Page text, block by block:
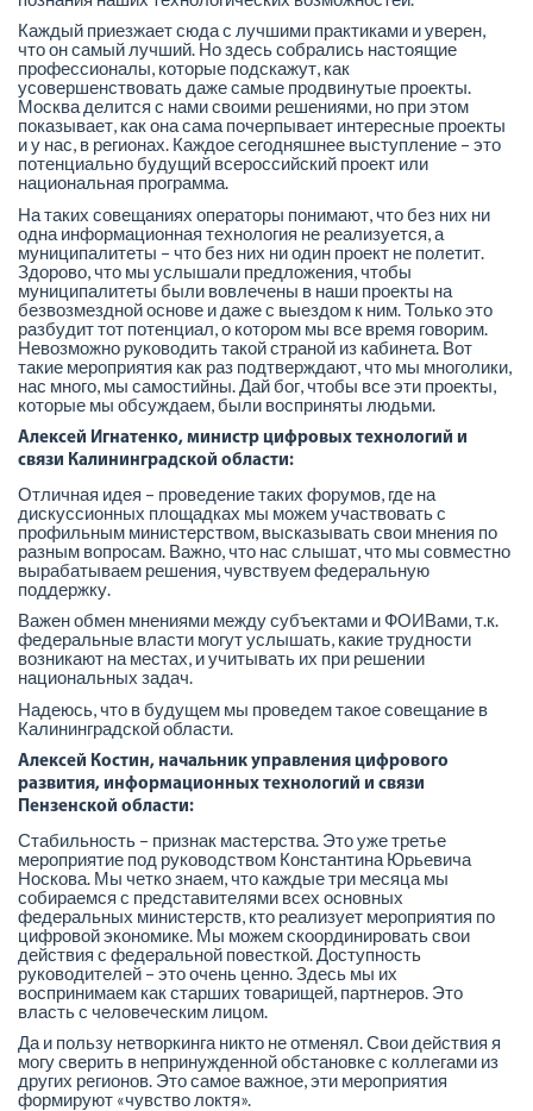
Каждый приезжает сюда с лучшими практиками и уверен,
что он самый лучший. Но здесь собрались настоящие
профессионалы, которые подскажут, как
усовершенствовать даже самые продвинутые проекты.
Москва делится с нами своими решениями, но при этом
показывает, как она сама почерпывает интересные проекты
и у нас, в регионах. Каждое сегодняшнее выступление – это
потенциально будущий всероссийский проект или
национальная программа.
На таких совещаниях операторы понимают, что без них ни
одна информационная технология не реализуется, а
муниципалитеты – что без них ни один проект не полетит.
Здорово, что мы услышали предложения, чтобы
муниципалитеты были вовлечены в наши проекты на
безвозмездной основе и даже с выездом к ним. Только это
разбудит тот потенциал, о котором мы все время говорим.
Невозможно руководить такой страной из кабинета. Вот
такие мероприятия как раз подтверждают, что мы многолики,
нас много, мы самостийны. Дай бог, чтобы все эти проекты,
которые мы обсуждаем, были восприняты людьми.
Алексей Игнатенко, министр цифровых технологий и
связи Калининградской области:
Отличная идея – проведение таких форумов, где на
дискуссионных площадках мы можем участвовать с
профильным министерством, высказывать свои мнения по
разным вопросам. Важно, что нас слышат, что мы совместно
вырабатываем решения, чувствуем федеральную
поддержку.
Важен обмен мнениями между субъектами и ФОИВами, т.к.
федеральные власти могут услышать, какие трудности
возникают на местах, и учитывать их при решении
национальных задач.
Надеюсь, что в будущем мы проведем такое совещание в
Калининградской области.
Алексей Костин, начальник управления цифрового
развития, информационных технологий и связи
Пензенской области:
Стабильность – признак мастерства. Это уже третье
мероприятие под руководством Константина Юрьевича
Носкова. Мы четко знаем, что каждые три месяца мы
собираемся с представителями всех основных
федеральных министерств, кто реализует мероприятия по
цифровой экономике. Мы можем скоординировать свои
действия с федеральной повесткой. Доступность
руководителей – это очень ценно. Здесь мы их
воспринимаем как старших товарищей, партнеров. Это
власть с человеческим лицом.
Да и пользу нетворкинга никто не отменял. Свои действия я
могу сверить в непринужденной обстановке с коллегами из
других регионов. Это самое важное, эти мероприятия
формируют «чувство локтя».